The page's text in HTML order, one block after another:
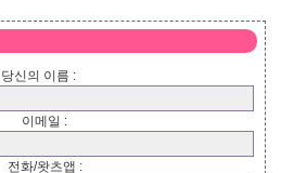
당신의 이름 :
이메일 :
전화/왓츠앱 :